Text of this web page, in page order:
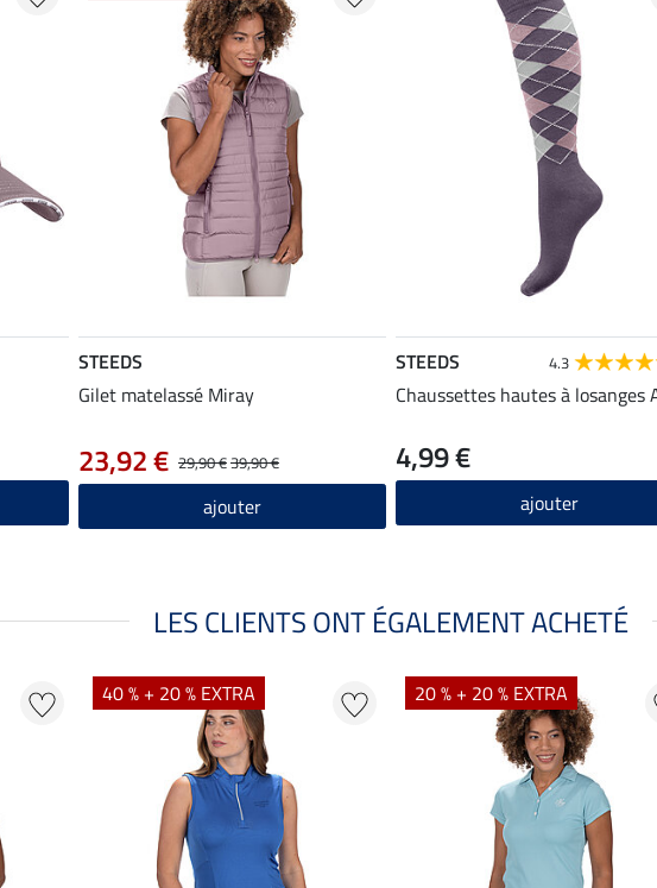
STEEDS
Gilet matelassé Miray
29,90 €39,90 €
23,92 €
ajouter
STEEDS 4.3
Chaussettes hautes à losanges
4,99 €
ajouter
LES CLIENTS ONT ÉGALEMENT ACHETÉ
40 % + 20 % EXTRA 20 % + 20 % EXTRA